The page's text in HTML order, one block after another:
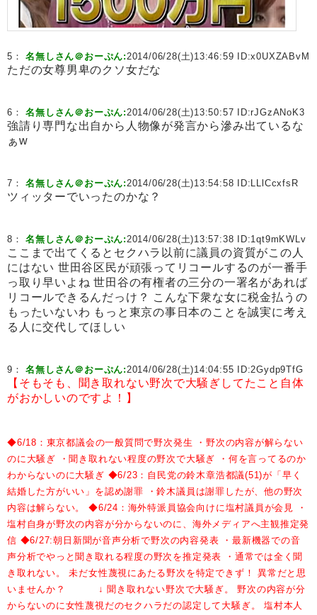
5：名無しさん＠おーぷん:2014/06/28(土)13:46:59 ID:x0UXZABvM
ただの女尊男卑のクソ女だな
6：名無しさん＠おーぷん:2014/06/28(土)13:50:57 ID:rJGzANoK3
強請り専門な出自から人物像が発言から滲み出ているな
ぁw
7：名無しさん＠おーぷん:2014/06/28(土)13:54:58 ID: LLlCcxfsR
ツィッターでいったのかな？
8：名無しさん＠おーぷん:2014/06/28(土)13:57:38 ID:1qt9mKWLv
ここまで出てくるとセクハラ以前に議員の資質がこの人
にはない 世田谷区民が頑張ってリコールするのが一番手
っ取り早いよね 世田谷の有権者の三分の一署名があれば
リコールできるんだっけ？ こんな下衆な女に税金払うの
もったいないわ もっと東京の事日本のことを誠実に考え
る人に交代してほしい
9：名無しさん＠おーぷん:2014/06/28(土)14:04:55 ID:2Gydp9TfG
【そもそも、聞き取れない野次で大騒ぎしてたこと自体
がおかしいのですよ！】
◆6/18：東京都議会の一般質問で野次発生
・野次の内容が解らない
のに大騒ぎ
・聞き取れない程度の野次で大騒ぎ
・何を言ってるのか
わからないのに大騒ぎ ◆6/23：自民党の鈴木章浩都議(51)が「早く
結婚した方がいい」を認め謝罪
・鈴木議員は謝罪したが、他の野次
内容は解らない。
◆6/24：海外特派員協会向けに塩村議員が会見
・
塩村自身が野次の内容が分からないのに、海外メディアへ主観推定発
信 ◆6/27:朝日新聞が音声分析で野次の内容発表
・最新機器での音
声分析でやっと聞き取れる程度の野次を推定発表
・通常では全く聞
き取れない。
未だ女性蔑視にあたる野次を特定できず！
異常だと思
いませんか？
↓ 聞き取れない野次で大騒ぎ。
野次の内容が分
からないのに女性蔑視だのセクハラだの認定して大騒ぎ。
塩村本人